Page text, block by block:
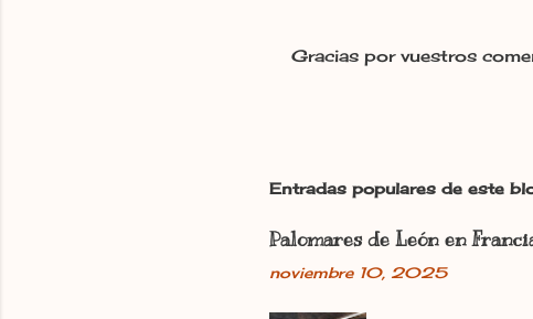
c
r
u
n
o
Gracias por vuestros
Entradas populares de este
Palomares de León en
noviembre 10, 2025